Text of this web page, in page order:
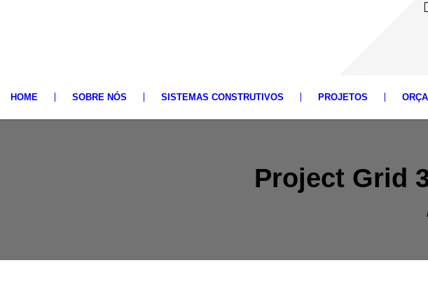
HOME SOBRE NÓS SISTEMAS CONSTRUTIVOS PROJETOS
Project Grid